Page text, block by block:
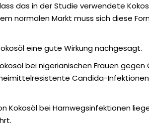
das in der Studie verwendete
normalen Markt muss sich diese
eine gute Wirkung nachgesagt.
bei nigerianischen Frauen
Candida-
Kokosöl bei Harnwegsinfektionen